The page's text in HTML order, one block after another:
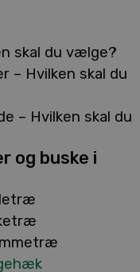
skal du vælge?
– Hvilken skal du
– Hvilken skal du
og buske i